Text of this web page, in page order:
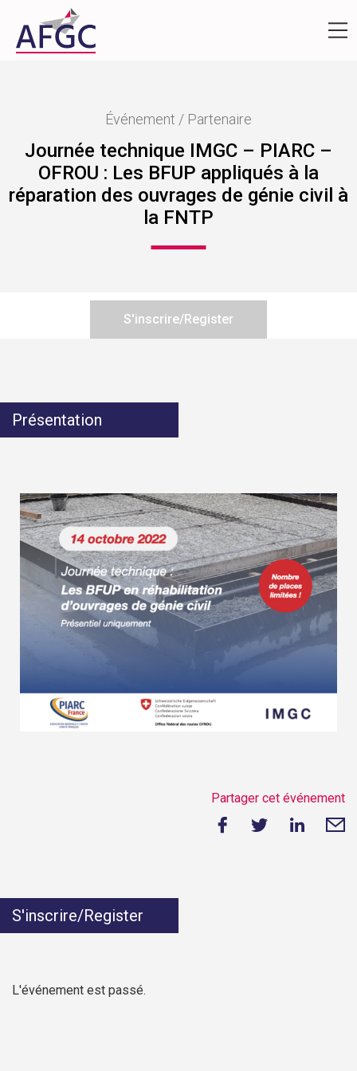
Événement / Partenaire
Journée technique IMGC – PIARC –
OFROU : Les BFUP appliqués à la
réparation des ouvrages de génie civil à
la FNTP
S'inscrire/Register
Présentation
Partager cet événement
S'inscrire/Register
L'événement est passé.